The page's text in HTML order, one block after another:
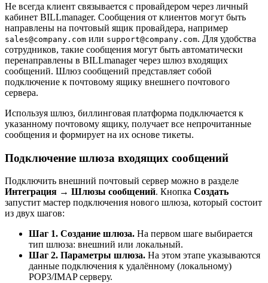
Не всегда клиент связывается с провайдером через личный
кабинет BILLmanager. Сообщения от клиентов могут быть
направлены на почтовый ящик провайдера, например
sales@company.com или support@company.com. Для удобства
сотрудников, такие сообщения могут быть автоматически
перенаправлены в BILLmanager через шлюз входящих
сообщений. Шлюз сообщений представляет собой
подключение к почтовому ящику внешнего почтового
сервера.
Используя шлюз, биллинговая платформа подключается к
указанному почтовому ящику, получает все непрочитанные
сообщения и формирует на их основе тикеты.
Подключение шлюза входящих сообщений
Подключить внешний почтовый сервер можно в разделе
Интеграция → Шлюзы сообщений. Кнопка Создать
запустит мастер подключения нового шлюза, который состоит
из двух шагов:
Шаг 1. Создание шлюза. На первом шаге выбирается
тип шлюза: внешний или локальный.
Шаг 2. Параметры шлюза. На этом этапе указываются
данные подключения к удалённому (локальному)
POP3/IMAP серверу.